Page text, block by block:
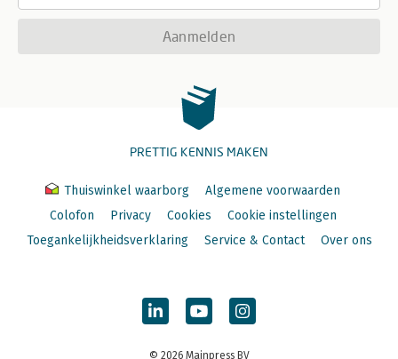
Aanmelden
PRETTIG KENNIS MAKEN
Thuiswinkel waarborg
Algemene voorwaarden
Colofon
Privacy Cookies
Cookie instellingen
Toegankelijkheidsverklaring
Service & Contact Over ons
© 2026 Mainpress BV